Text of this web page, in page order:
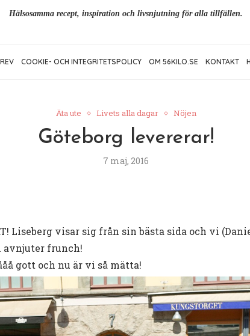
Hälsosamma recept, inspiration och livsnjutning för alla tillfällen.
COOKIE- OCH INTEGRITETSPOLICY OM 56KILO.SE KONTAKT
Äta ute Livets alla dagar Nöjen
Göteborg levererar!
7 maj, 2016
Liseberg visar sig från sin bästa sida och vi
avnjuter frunch!
gott och nu är vi så mätta!